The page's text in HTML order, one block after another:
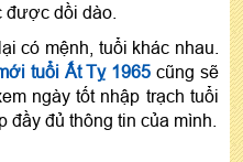
được dồi dào.
có mệnh, tuổi khác nhau.
tuổi Ất Tỵ 1965 cũng sẽ
ngày tốt nhập trạch tuổi
đầy đủ thông tin của mình.